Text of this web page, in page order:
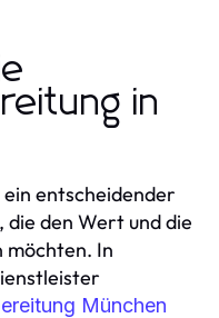
in
entscheidender
den Wert und die
In
München